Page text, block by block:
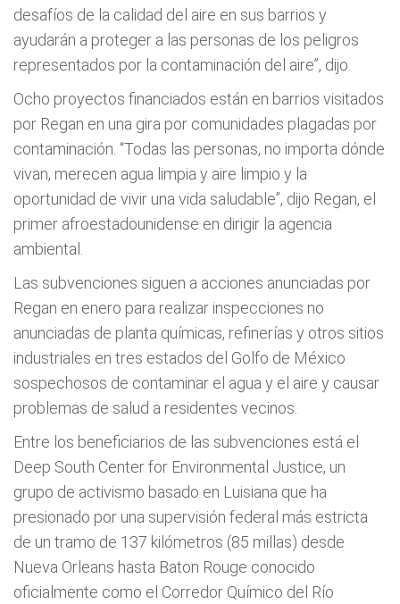
desafíos de la calidad del aire en sus barrios y
ayudarán a proteger a las personas de los peligros
representados por la contaminación del aire”, dijo.
Ocho proyectos financiados están en barrios visitados
por Regan en una gira por comunidades plagadas por
contaminación. “Todas las personas, no importa dónde
vivan, merecen agua limpia y aire limpio y la
oportunidad de vivir una vida saludable”, dijo Regan, el
primer afroestadounidense en dirigir la agencia
ambiental.
Las subvenciones siguen a acciones anunciadas por
Regan en enero para realizar inspecciones no
anunciadas de planta químicas, refinerías y otros sitios
industriales en tres estados del Golfo de México
sospechosos de contaminar el agua y el aire y causar
problemas de salud a residentes vecinos.
Entre los beneficiarios de las subvenciones está el
Deep South Center for Environmental Justice, un
grupo de activismo basado en Luisiana que ha
presionado por una supervisión federal más estricta
de un tramo de 137 kilómetros (85 millas) desde
Nueva Orleans hasta Baton Rouge conocido
oficialmente como el Corredor Químico del Río